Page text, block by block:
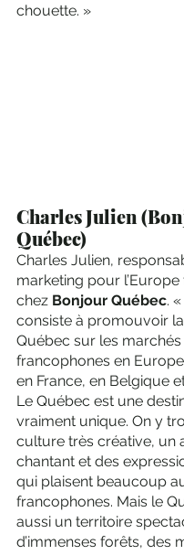
chouette. »
Charles Julien
Québec)
Charles Julien,
marketing pour
chez Bonjour Québec.
consiste à promouvoir
Québec sur les marchés
francophones en
en France, en Belgique
Le Québec est une
vraiment unique. On y
culture très créative, un
chantant et des
qui plaisent beaucoup
francophones. Mais le
aussi un territoire
d’immenses forêts, des